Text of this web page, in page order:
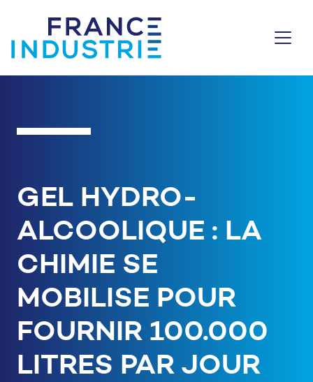
GEL HYDRO-
ALCOOLIQUE : LA
CHIMIE SE
MOBILISE POUR
FOURNIR 100.000
LITRES PAR JOUR